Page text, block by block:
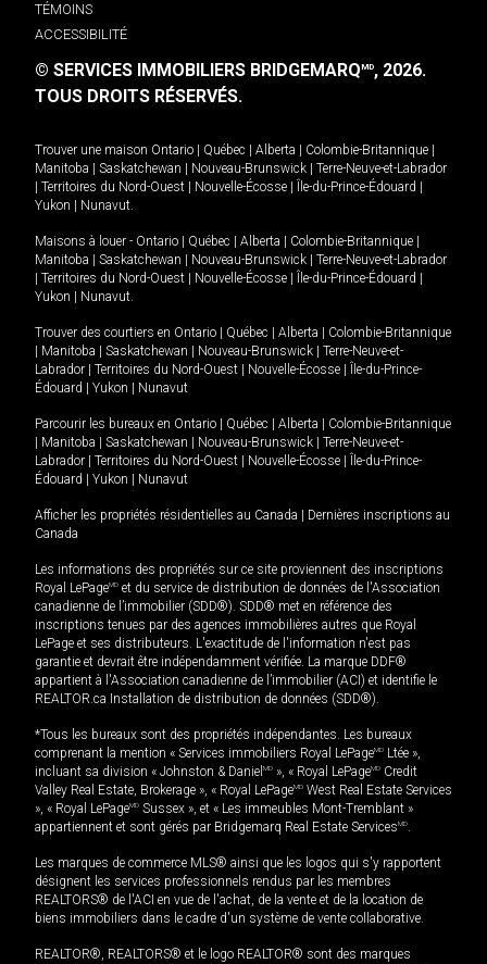
TÉMOINS
ACCESSIBILITÉ
© SERVICES IMMOBILIERS BRIDGEMARQMD, 2026.
TOUS DROITS RÉSERVÉS.
Trouver une maison Ontario Québec Alberta Colombie-Britannique
Manitoba
Saskatchewan Nouveau-Brunswick
Terre-Neuve-et-Labrador
Territoires du Nord-Ouest Nouvelle-Écosse Île-du-Prince-Édouard
Yukon
Nunavut.
Maisons à louer - Ontario Québec Alberta Colombie-Britannique
Manitoba
Saskatchewan Nouveau-Brunswick
Terre-Neuve-et-Labrador
Territoires du Nord-Ouest Nouvelle-Écosse Île-du-Prince-Édouard
Yukon
Nunavut.
Trouver des courtiers en Ontario Québec Alberta
Colombie-Britannique
Manitoba Saskatchewan Nouveau-Brunswick
Terre-Neuve-et-
Labrador
Territoires du Nord-Ouest Nouvelle-Écosse
Île-du-Prince-
Édouard
Yukon Nunavut
Parcourir les bureaux en Ontario Québec Alberta
Colombie-Britannique
Manitoba Saskatchewan Nouveau-Brunswick
Terre-Neuve-et-
Labrador
Territoires du Nord-Ouest Nouvelle-Écosse
Île-du-Prince-
Édouard
Yukon Nunavut
Afficher les propriétés résidentielles au Canada
Dernières inscriptions au
Canada
Les informations des propriétés sur ce site proviennent des inscriptions
Royal LePageMD et du service de distribution de données de l'Association
canadienne de l’immobilier (SDD®). SDD® met en référence des
inscriptions tenues par des agences immobilières autres que Royal
LePage et ses distributeurs. L'exactitude de l'information n'est pas
garantie et devrait être indépendamment vérifiée. La marque DDF®
appartient à l'Association canadienne de l’immobilier (ACI) et identifie le
REALTOR.ca Installation de distribution de données (SDD®).
*Tous les bureaux sont des propriétés indépendantes. Les bureaux
comprenant la mention « Services immobiliers Royal LePageMD Ltée »,
incluant sa division « Johnston & Daniel MD », « Royal LePageMD Credit
Valley Real Estate, Brokerage », « Royal LePageMD West Real Estate Services
», « Royal LePageMD Sussex », et « Les immeubles Mont-Tremblant »
appartiennent et sont gérés par Bridgemarq Real Estate ServicesMD.
Les marques de commerce MLS® ainsi que les logos qui s'y rapportent
désignent les services professionnels rendus par les membres
REALTORS® de l'ACI en vue de l'achat, de la vente et de la location de
biens immobiliers dans le cadre d'un système de vente collaborative.
REALTOR®, REALTORS® et le logo REALTOR® sont des marques